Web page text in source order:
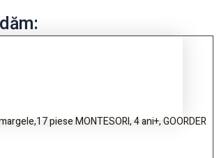
piese MONTESORI, 4 ani+, GOORDER